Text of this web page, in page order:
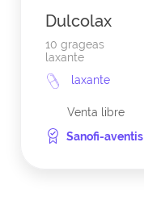
Dulcolax
10 grageas
laxante
laxante
Venta libre
Sanofi-aventis